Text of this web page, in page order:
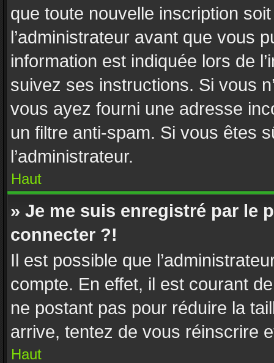
que toute nouvelle inscription
l’administrateur avant que vous
information est indiquée lors de
suivez ses instructions. Si vous
vous ayez fourni une adresse
un filtre anti-spam. Si vous êtes
l’administrateur.
Haut
» Je me suis enregistré par le
connecter ?!
Il est possible que
compte. En effet, il est courant
ne postant pas pour réduire la
arrive, tentez de vous réinscrire
Haut